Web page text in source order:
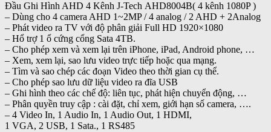
Đầu Ghi Hình AHD 4 Kênh J-Tech AHD8004B( 4 kênh 1080P )
– Dùng cho 4 camera AHD 1~2MP / 4 analog / 2 AHD + 2Analog
– Phát video ra TV với độ phân giải Full HD 1920×1080
– Hổ trợ 1 ổ cứng cổng Sata 4TB.
– Cho phép xem và xem lại trên iPhone, iPad, Android phone, …
– Xem, xem lại, sao lưu video trực tiếp hoặc qua mạng.
– Tìm và sao chép các đoạn Video theo thời gian cụ thể.
– Cho phép sao lưu dữ liệu video ra đĩa USB
– Ghi hình theo các chế độ: liên tục, phát hiện chuyển động, …
– Phân quyền truy cập : cài đặt, chỉ xem, giới hạn số camera, ….
– 4 Video In, 1 Audio In, 1 Audio Out, 1 HDMI,
1 VGA, 2 USB, 1 Sata., 1 RS485